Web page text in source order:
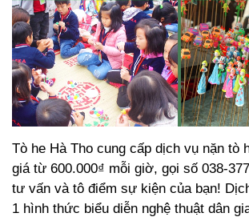
Tò he Hà Tho cung cấp dịch vụ nặn tò
giá từ 600.000₫ mỗi giờ, gọi số 038-
tư vấn và tô điểm sự kiện của bạn!
1 hình thức biểu diễn nghệ thuật dân